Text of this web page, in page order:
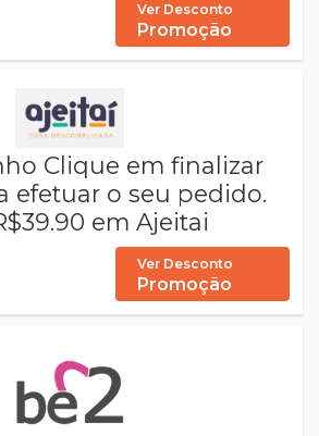
Ver Desconto
Promoção
Clique em finalizar
efetuar o seu pedido.
em Ajeitai
Ver Desconto
Promoção